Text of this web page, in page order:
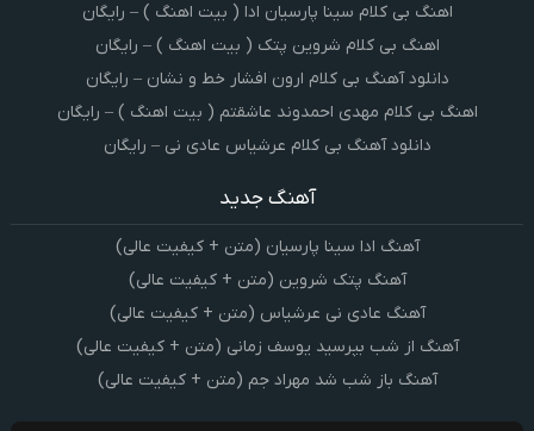
اهنگ بی کلام سینا پارسیان ادا ( بیت اهنگ ) – رایگان
اهنگ بی کلام شروین پتک ( بیت اهنگ ) – رایگان
دانلود آهنگ بی کلام ارون افشار خط و نشان – رایگان
اهنگ بی کلام مهدی احمدوند عاشقتم ( بیت اهنگ ) – رایگان
دانلود آهنگ بی کلام عرشیاس عادی نی – رایگان
آهنگ جدید
آهنگ ادا سینا پارسیان (متن + کیفیت عالی)
آهنگ پتک شروین (متن + کیفیت عالی)
آهنگ عادی نی عرشیاس (متن + کیفیت عالی)
آهنگ از شب بپرسید یوسف زمانی (متن + کیفیت عالی)
آهنگ باز شب شد مهراد جم (متن + کیفیت عالی)